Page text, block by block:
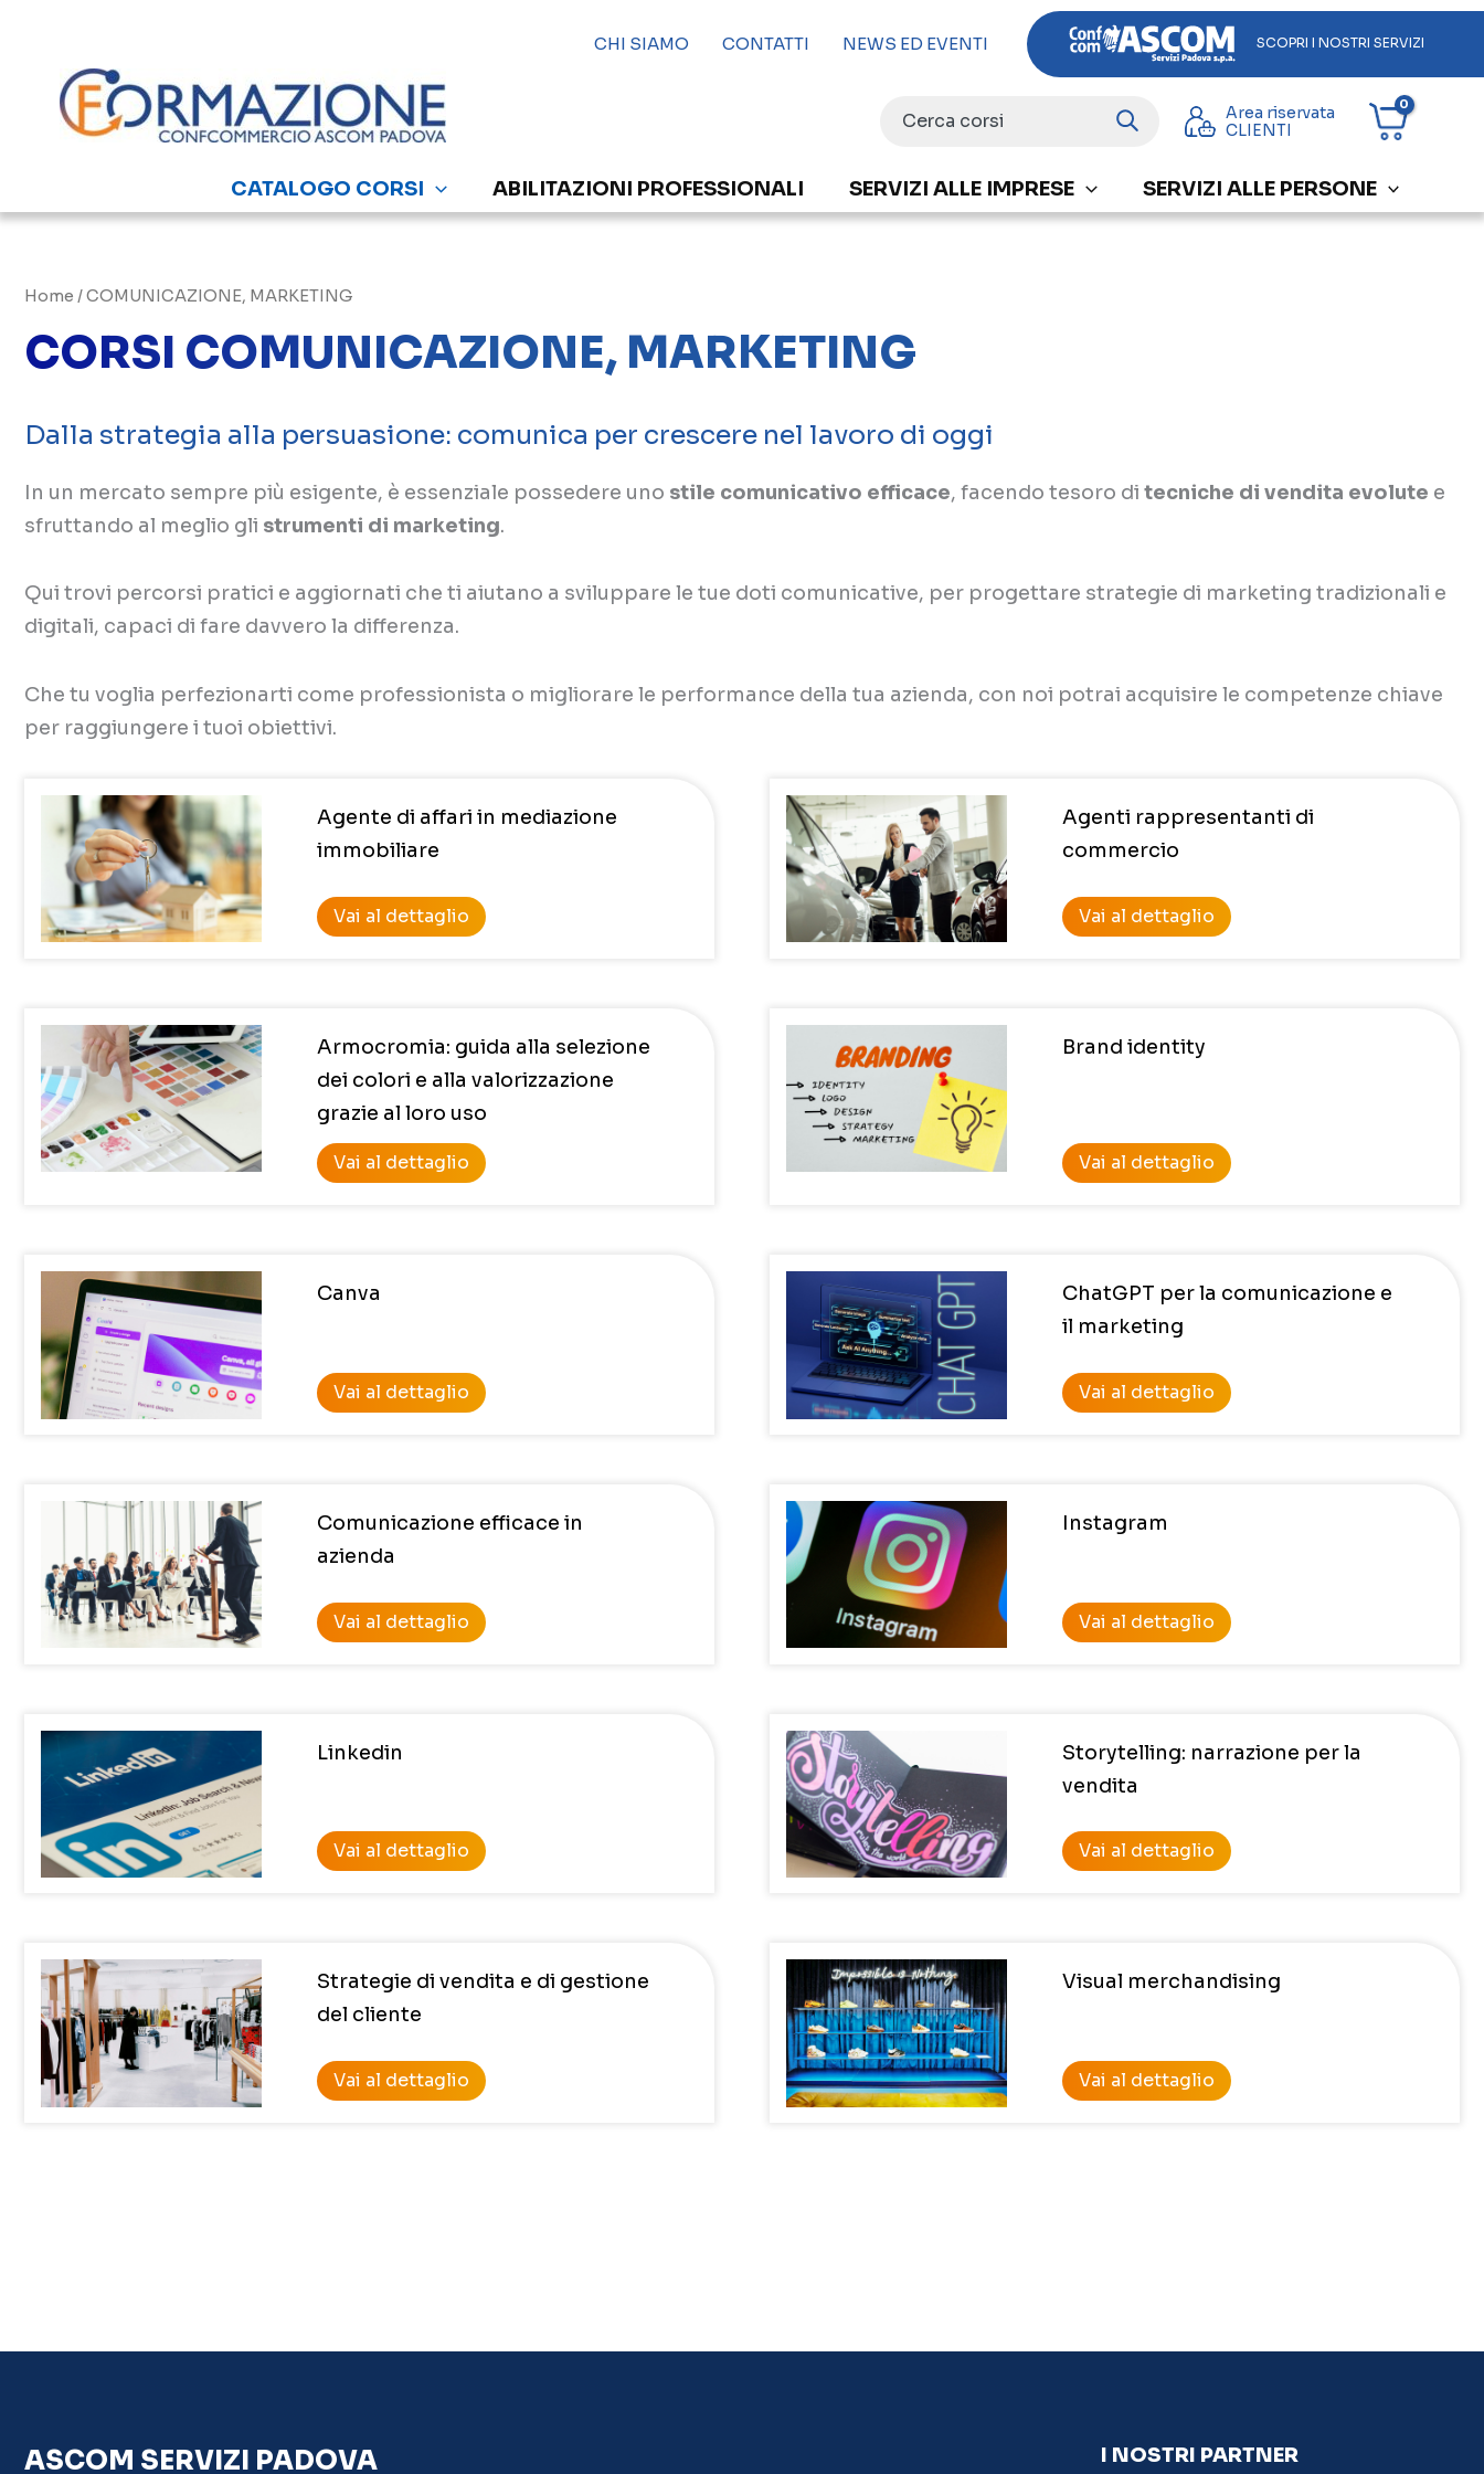
contenuto
CHI SIAMO CONTATTI NEWS ED EVENTI SCOPRI I NOSTRI SERVIZI
Area riservata
CLIENTI
CATALOGO CORSI ABILITAZIONI PROFESSIONALI SERVIZI ALLE IMPRESE SERVIZI ALLE PERSONE
Home / COMUNICAZIONE, MARKETING
CORSI COMUNICAZIONE, MARKETING
Dalla strategia alla persuasione: comunica per crescere nel lavoro di oggi
In un mercato sempre più esigente, è essenziale possedere uno stile comunicativo efficace, facendo tesoro di tecniche di vendita evolute e
sfruttando al meglio gli strumenti di marketing.
Qui trovi percorsi pratici e aggiornati che ti aiutano a sviluppare le tue doti comunicative, per progettare strategie di marketing tradizionali e
digitali, capaci di fare davvero la differenza.
Che tu voglia perfezionarti come professionista o migliorare le performance della tua azienda, con noi potrai acquisire le competenze chiave
per raggiungere i tuoi obiettivi.
Agente di affari in mediazione
immobiliare
Vai al dettaglio
Agenti rappresentanti di
commercio
Vai al dettaglio
Armocromia: guida alla selezione
dei colori e alla valorizzazione
grazie al loro uso
Vai al dettaglio
Brand identity
Vai al dettaglio
Canva
Vai al dettaglio
ChatGPT per la comunicazione e
il marketing
Vai al dettaglio
Comunicazione efficace in
azienda
Vai al dettaglio
Instagram
Vai al dettaglio
Linkedin
Vai al dettaglio
Storytelling: narrazione per la
vendita
Vai al dettaglio
Strategie di vendita e di gestione
del cliente
Vai al dettaglio
Visual merchandising
Vai al dettaglio
ASCOM SERVIZI PADOVA I NOSTRI PARTNER